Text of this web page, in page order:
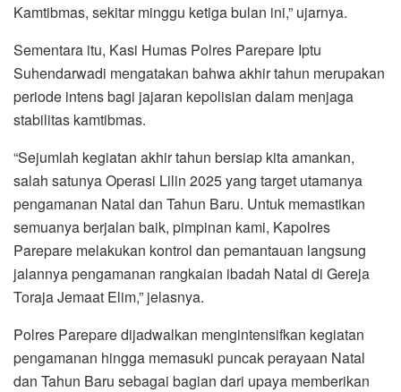
Kamtibmas, sekitar minggu ketiga bulan ini,” ujarnya.
Sementara itu, Kasi Humas Polres Parepare Iptu
Suhendarwadi mengatakan bahwa akhir tahun merupakan
periode intens bagi jajaran kepolisian dalam menjaga
stabilitas kamtibmas.
“Sejumlah kegiatan akhir tahun bersiap kita amankan,
salah satunya Operasi Lilin 2025 yang target utamanya
pengamanan Natal dan Tahun Baru. Untuk memastikan
semuanya berjalan baik, pimpinan kami, Kapolres
Parepare melakukan kontrol dan pemantauan langsung
jalannya pengamanan rangkaian ibadah Natal di Gereja
Toraja Jemaat Elim,” jelasnya.
Polres Parepare dijadwalkan mengintensifkan kegiatan
pengamanan hingga memasuki puncak perayaan Natal
dan Tahun Baru sebagai bagian dari upaya memberikan